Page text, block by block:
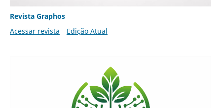
Revista Graphos
Acessar revista
Edição Atual